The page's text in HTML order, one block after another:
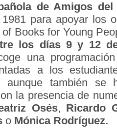
de Amigos
para apoyar los
Books for Young
los días 9 y 12
una
a los
aunque también se
la presencia de
Osés, Ricardo
o Mónica Rodríguez.